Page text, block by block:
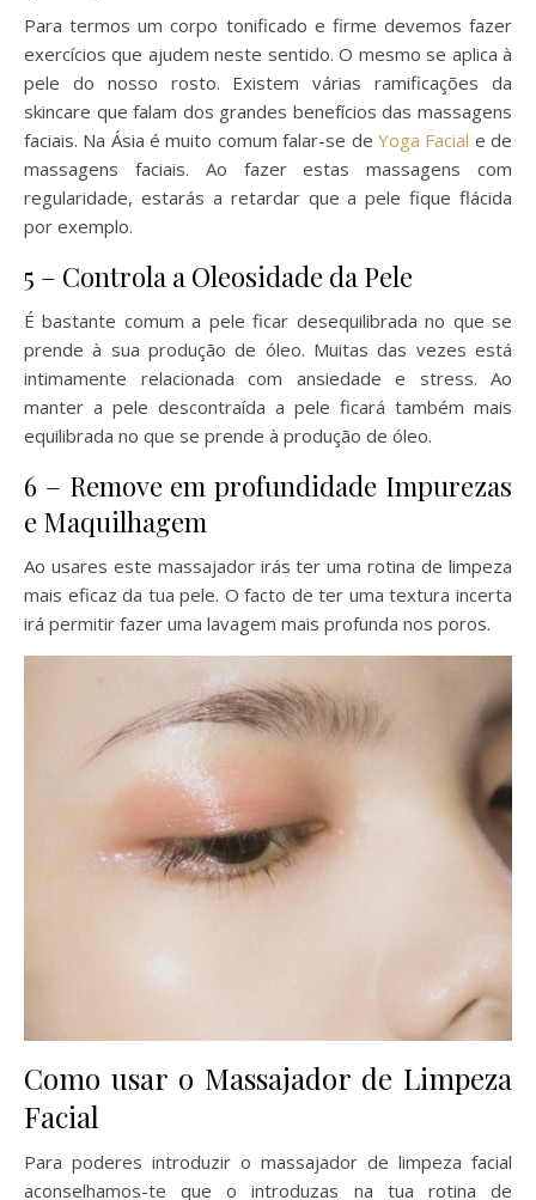
Para termos um corpo tonificado e firme devemos fazer
exercícios que ajudem neste sentido. O mesmo se aplica à
pele do nosso rosto. Existem várias ramificações da
skincare que falam dos grandes benefícios das massagens
faciais. Na Ásia é muito comum falar-se de Yoga Facial e de
massagens faciais. Ao fazer estas massagens com
regularidade, estarás a retardar que a pele fique flácida
por exemplo.
5 – Controla a Oleosidade da Pele
É bastante comum a pele ficar desequilibrada no que se
prende à sua produção de óleo. Muitas das vezes está
intimamente relacionada com ansiedade e stress. Ao
manter a pele descontraída a pele ficará também mais
equilibrada no que se prende à produção de óleo.
6 – Remove em profundidade Impurezas
e Maquilhagem
Ao usares este massajador irás ter uma rotina de limpeza
mais eficaz da tua pele. O facto de ter uma textura incerta
irá permitir fazer uma lavagem mais profunda nos poros.
Como usar o Massajador de Limpeza
Facial
Para poderes introduzir o massajador de limpeza facial
aconselhamos-te que o introduzas na tua rotina de